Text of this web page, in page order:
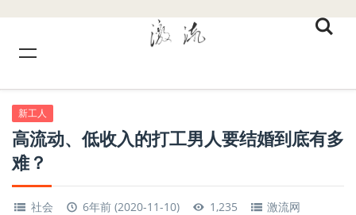
新工人
高流动、低收入的打工男人要结婚到底有多
难？
社会 6年前 (2020-11-10) 1,235
激流网